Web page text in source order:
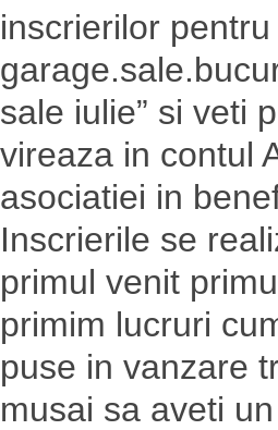
inscrierilor
sale iulie” si veti
vireaza in contul
asociatiei in
Inscrierile se
primul venit
primim lucruri
puse in vanzare
musai sa aveti